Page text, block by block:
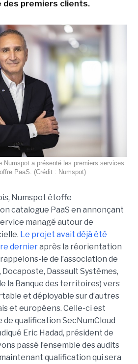
premiers clients.
Numspot a présenté les premiers services
PaaS. (Crédit : Numspot)
Numspot étoffe
catalogue PaaS en annonçant
managé autour de
Le projet avait déjà été
dernieraprès la réorientation
le de l’association de
Dassault Systèmes,
la Banque des territoires) vers
et déployable sur d’autres
et européens. Celle-ci est
qualification SecNumCloud
Eric Hadad, président de
passé l’ensemble des audits
qualification qui sera